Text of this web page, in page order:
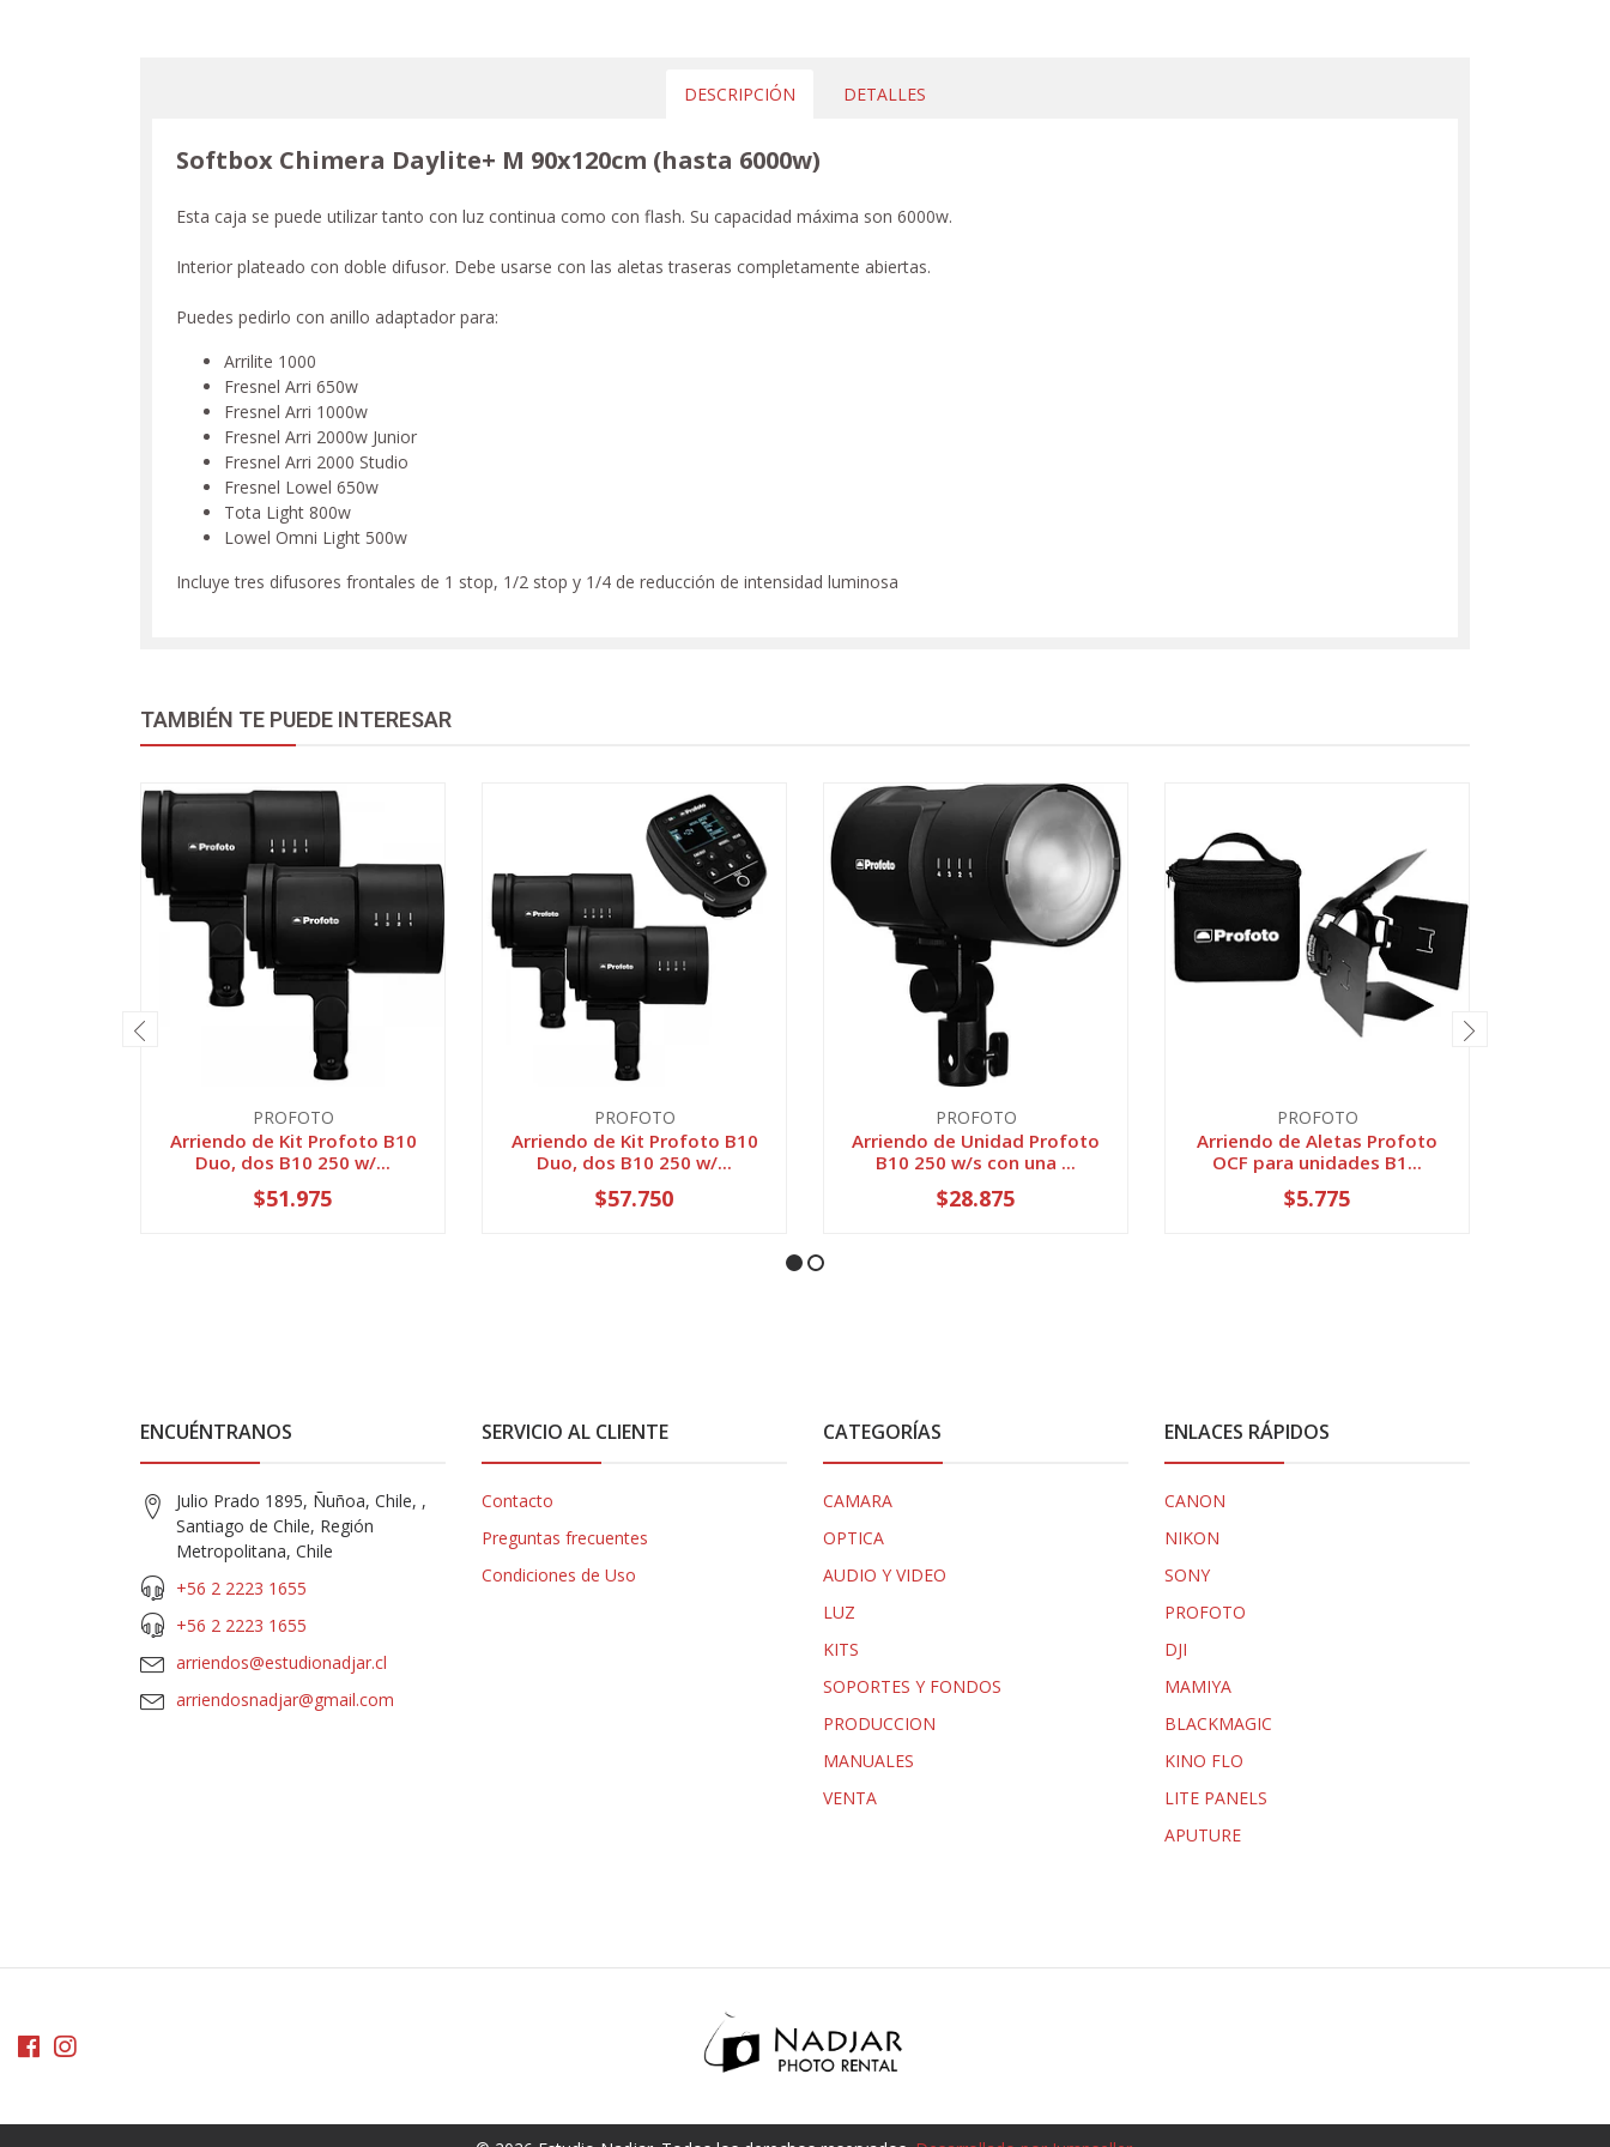
DESCRIPCIÓN DETALLES
Softbox Chimera Daylite+ M 90x120cm (hasta 6000w)
Esta caja se puede utilizar tanto con luz continua como con flash. Su capacidad máxima son 6000w.
Interior plateado con doble difusor. Debe usarse con las aletas traseras completamente abiertas.
Puedes pedirlo con anillo adaptador para:
Arrilite 1000
Fresnel Arri 650w
Fresnel Arri 1000w
Fresnel Arri 2000w Junior
Fresnel Arri 2000 Studio
Fresnel Lowel 650w
Tota Light 800w
Lowel Omni Light 500w
Incluye tres difusores frontales de 1 stop, 1/2 stop y 1/4 de reducción de intensidad luminosa
TAMBIÉN TE PUEDE INTERESAR
PROFOTO
Arriendo de Kit Profoto B10
Duo, dos B10 250 w/...
$51.975
PROFOTO
Arriendo de Kit Profoto B10
Duo, dos B10 250 w/...
$57.750
PROFOTO
Arriendo de Unidad Profoto
B10 250 w/s con una ...
$28.875
PROFOTO
Arriendo de Aletas Profoto
OCF para unidades B1...
$5.775
ENCUÉNTRANOS
Julio Prado 1895, Ñuñoa, Chile, ,
Santiago de Chile, Región
Metropolitana, Chile
+56 2 2223 1655
+56 2 2223 1655
arriendos@estudionadjar.cl
arriendosnadjar@gmail.com
SERVICIO AL CLIENTE
Contacto
Preguntas frecuentes
Condiciones de Uso
CATEGORÍAS
CAMARA
OPTICA
AUDIO Y VIDEO
LUZ
KITS
SOPORTES Y FONDOS
PRODUCCION
MANUALES
VENTA
ENLACES RÁPIDOS
CANON
NIKON
SONY
PROFOTO
DJI
MAMIYA
BLACKMAGIC
KINO FLO
LITE PANELS
APUTURE